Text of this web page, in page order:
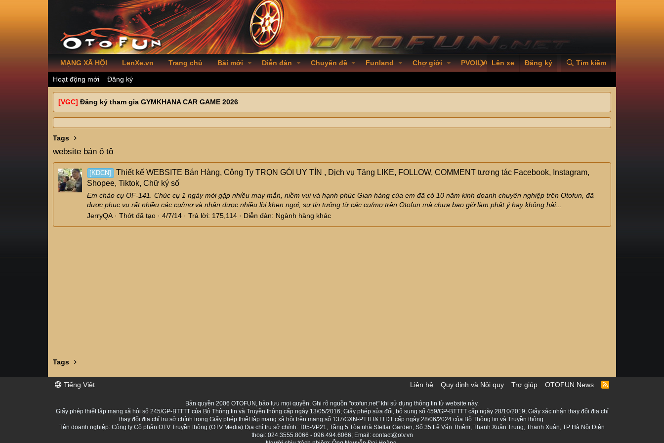
MẠNG XÃ HỘI LenXe.vn Trang chủ Bài mới Diễn đàn Chuyên đề Funland Chợ giời PVOILVGC2026
Lên xe Đăng ký Tìm kiếm
Hoạt động mới Đăng ký
[VGC] Đăng ký tham gia GYMKHANA CAR GAME 2026
Tags
website bán ô tô
[KDCN]
Thiết kế WEBSITE Bán Hàng, Công Ty TRỌN GÓI UY TÍN , Dịch vụ Tăng LIKE, FOLLOW, COMMENT tương tác Facebook, Instagram,
Shopee, Tiktok, Chữ ký số
Em chào cụ OF-141. Chúc cụ 1 ngày mới gặp nhiều may mắn, niềm vui và hạnh phúc Gian hàng của em đã có 10 năm kinh doanh chuyên nghiệp trên Otofun, đã
được phục vụ rất nhiều các cụ/mợ và nhận được nhiều lời khen ngợi, sự tin tưởng từ các cụ/mợ trên Otofun mà chưa bao giờ làm phật ý hay không hài...
JerryQA
Thớt đã tạo 4/7/14 Trả lời: 175,114 Diễn đàn: Ngành hàng khác
Tags
Tiếng Việt Liên hệ Quy định và Nội quy Trợ giúp OTOFUN News
R
Bản quyền 2006 OTOFUN, bảo lưu mọi quyền. Ghi rõ nguồn "otofun.net" khi sử dụng thông tin từ website này.
Giấy phép thiết lập mạng xã hội số 245/GP-BTTTT của Bộ Thông tin và Truyền thông cấp ngày 13/05/2016; Giấy phép sửa đổi, bổ sung số 459/GP-BTTTT cấp ngày 28/10/2019; Giấy xác nhận thay đổi địa chỉ
thay đổi địa chỉ trụ sở chính trong Giấy phép thiết lập mạng xã hội trên mạng số 137/GXN-PTTH&TTĐT cấp ngày 28/06/2024 của Bộ Thông tin và Truyền thông.
Tên doanh nghiệp: Công ty Cổ phần OTV Truyền thông (OTV Media) Địa chỉ trụ sở chính: T05-VP21, Tầng 5 Tòa nhà Stellar Garden, Số 35 Lê Văn Thiêm, Thanh Xuân Trung, Thanh Xuân, TP Hà Nội Điện
thoại: 024.3555.8066 - 096.494.6066; Email: contact@otv.vn